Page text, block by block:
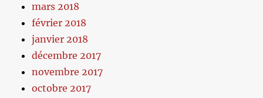
mars 2018
février 2018
janvier 2018
décembre 2017
novembre 2017
octobre 2017